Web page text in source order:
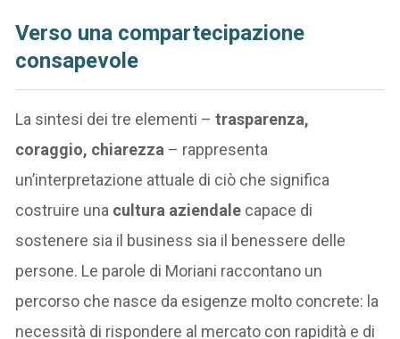
Verso una compartecipazione
consapevole
La sintesi dei tre elementi –trasparenza,
coraggio, chiarezza – rappresenta
un’interpretazione attuale di ciò che significa
costruire una cultura aziendale capace di
sostenere sia il business sia il benessere delle
persone. Le parole di Moriani raccontano un
percorso che nasce da esigenze molto concrete: la
necessità di rispondere al mercato con rapidità e di